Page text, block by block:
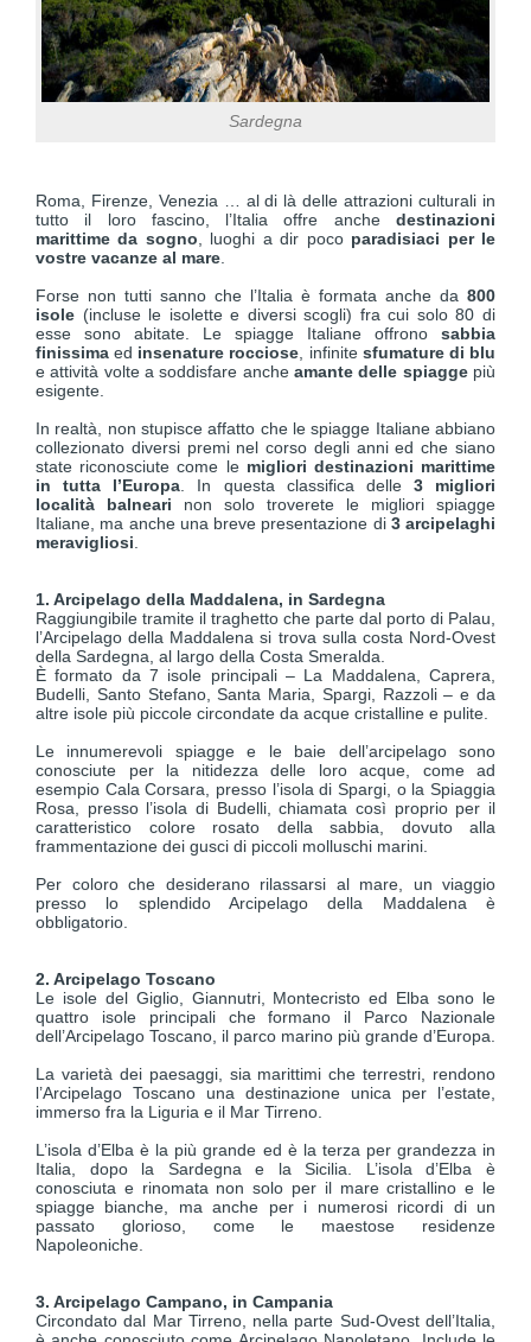
Sardegna
Roma, Firenze, Venezia … al di là delle attrazioni culturali in
tutto il loro fascino, l’Italia offre anche destinazioni
marittime da sogno , luoghi a dir poco paradisiaci per le
vostre vacanze al mare
Forse non tutti sanno che l’Italia è formata anche da 800
isole (incluse le isolette e diversi scogli) fra cui solo 80 di
esse sono abitate. Le spiagge Italiane offrono sabbia
finissimaed insenature rocciose , infinite sfumature di blu
e attività volte a soddisfare anche amante delle spiaggepiù
esigente.
In realtà, non stupisce affatto che le spiagge Italiane abbiano
collezionato diversi premi nel corso degli anni ed che siano
state riconosciute come le migliori destinazioni marittime
in tutta l’Europa . In questa classifica delle3 migliori
località balneari non solo troverete le migliori spiagge
Italiane, ma anche una breve presentazione di 3 arcipelaghi
meravigliosi
1. Arcipelago della Maddalena, in Sardegna
Raggiungibile tramite il traghetto che parte dal porto di Palau,
l’Arcipelago della Maddalena si trova sulla costa Nord-Ovest
della Sardegna, al largo della Costa Smeralda.
È formato da 7 isole principali – La Maddalena, Caprera,
Budelli, Santo Stefano, Santa Maria, Spargi, Razzoli – e da
altre isole più piccole circondate da acque cristalline e pulite.
Le innumerevoli spiagge e le baie dell’arcipelago sono
conosciute per la nitidezza delle loro acque, come ad
esempio Cala Corsara, presso l’isola di Spargi, o la Spiaggia
Rosa, presso l’isola di Budelli, chiamata così proprio per il
caratteristico colore rosato della sabbia, dovuto alla
frammentazione dei gusci di piccoli molluschi marini.
Per coloro che desiderano rilassarsi al mare, un viaggio
presso lo splendido Arcipelago della Maddalena è
obbligatorio.
2. Arcipelago Toscano
Le isole del Giglio, Giannutri, Montecristo ed Elba sono le
quattro isole principali che formano il Parco Nazionale
dell’Arcipelago Toscano, il parco marino più grande d’Europa.
La varietà dei paesaggi, sia marittimi che terrestri, rendono
l’Arcipelago Toscano una destinazione unica per l’estate,
immerso fra la Liguria e il Mar Tirreno.
L’isola d’Elba è la più grande ed è la terza per grandezza in
Italia, dopo la Sardegna e la Sicilia. L’isola d’Elba è
conosciuta e rinomata non solo per il mare cristallino e le
spiagge bianche, ma anche per i numerosi ricordi di un
passato glorioso, come le maestose residenze
Napoleoniche.
3. Arcipelago Campano, in Campania
Circondato dal Mar Tirreno, nella parte Sud-Ovest dell’Italia,